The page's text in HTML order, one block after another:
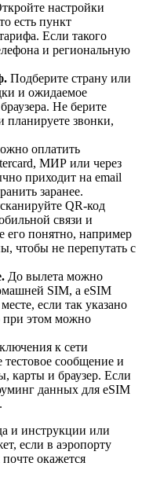
настройки
есть пункт
Если такого
и региональную
Подберите страну или
и ожидаемое
Не берите
планируете звонки,
оплатить
МИР или через
приходит на email
заранее.
QR-код
связи и
его понятно, например
чтобы не перепутать с
До вылета можно
SIM, а eSIM
если так указано
при этом можно
к сети
тестовое сообщение и
карты и браузер. Если
данных для eSIM
и инструкции или
если в аэропорту
окажется